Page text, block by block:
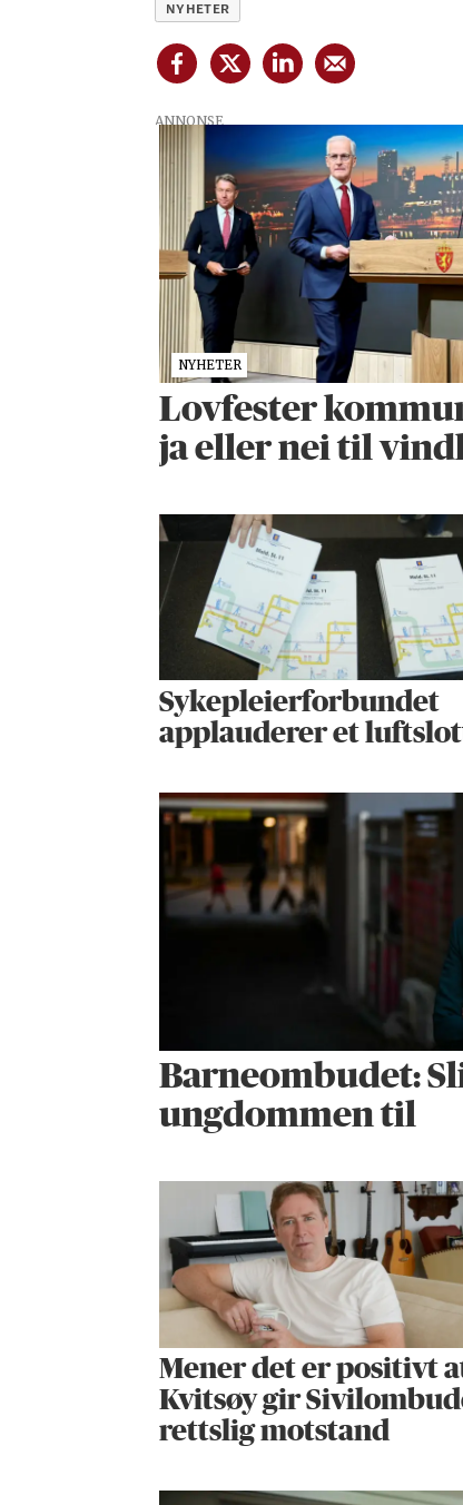
NYHETER
ANNONSE
NYHETER
Lovfester
ja eller nei til
Sykepleier­forbundet
applauderer et
Barneombudet:
ungdommen til
Mener det er positivt
Kvitsøy gir
rettslig motstand